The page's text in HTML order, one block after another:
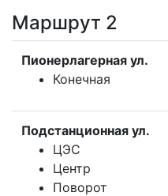
Маршрут 2
Пионерлагерная ул.
Конечная
Подстанционная ул.
ЦЭС
Центр
Поворот